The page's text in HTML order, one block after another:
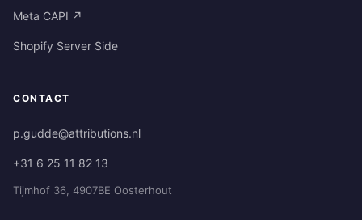
Meta CAPI ↗
Shopify Server Side
CONTACT
p.gudde@attributions.nl
+31 6 25 11 82 13
Tijmhof 36, 4907BE Oosterhout